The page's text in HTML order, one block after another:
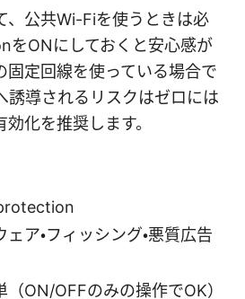
、公共Wi-Fiを使うときは必
ONにしておくと安心感が
固定回線を使っている場合で
誘導されるリスクはゼロには
化を推奨します。
ア・フィッシング・悪質広告
ON/OFFのみの操作でOK）